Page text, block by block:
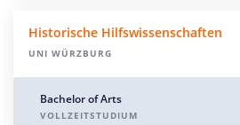
Historische Hilfswissenschaften
UNI WÜRZBURG
Bachelor of Arts
VOLLZEITSTUDIUM